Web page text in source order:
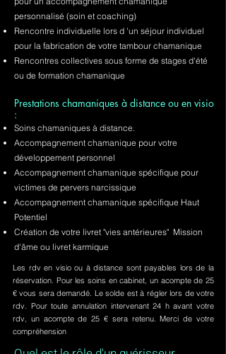
personnalisé (soin et coaching)
Rencontre individuelle lors d 'un séjour individuel
pour la fabrication de votre tambour chamanique
Rencontres collectives sous forme de stages d'été
ou de formation chamanique
Prestations chamaniques à distance ou en visio
:
Soins chamaniques à distance.
Accompagnement chamanique pour votre
développement personnel
Accompagnement chamanique spécifique pour
victimes de pervers narcissique
Accompagnement chamanique spécifique Haut
Potentiel
Création de votre livret "vies antérieures" Mission
d'âme ou livret karmique
Les rdv en visio ou à distance sont payables lors de la
réservation. Pour les soins en cabinet, un acompte de 25
€ vous sera demandé. Le solde est à régler lors de votre
rdv. Pour toute annulation intervenant 24 h avant votre
rdv, un acompte de 25 € sera retenu. Merci de votre
compréhension